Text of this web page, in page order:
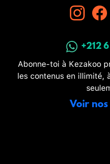
+212
Abonne-toi à Kezakoo
les contenus en illimité,
Voir